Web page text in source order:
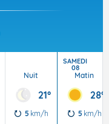
Nuit
21°
5 km/h
SAMEDI
08
Matin
28°
5 km/h